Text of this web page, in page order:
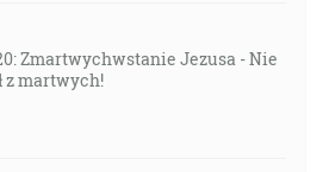
Zmartwychwstanie Jezusa - Nie
z martwych!